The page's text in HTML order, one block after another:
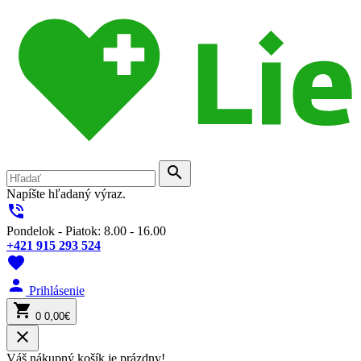
search
Napíšte hľadaný výraz.
phone_in_talk
Pondelok - Piatok: 8.00 - 16.00
+421 915 293 524
favorite
person Prihlásenie
shopping_cart 0 0,00€
close
Váš nákupný košík je prázdny!